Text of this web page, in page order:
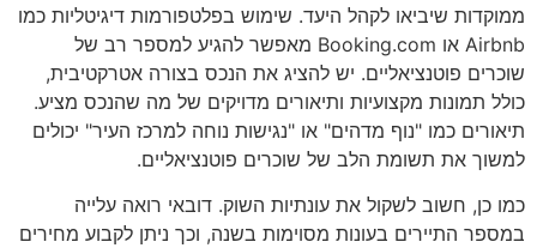
ממוקדות שיביאו לקהל היעד. שימוש בפלטפורמות דיגיטליות כמו
Airbnb או Booking.com מאפשר להגיע למספר רב של
שוכרים פוטנציאליים. יש להציג את הנכס בצורה אטרקטיבית,
כולל תמונות מקצועיות ותיאורים מדויקים של מה שהנכס מציע.
תיאורים כמו "נוף מדהים" או "נגישות נוחה למרכז העיר" יכולים
למשוך את תשומת הלב של שוכרים פוטנציאליים.
כמו כן, חשוב לשקול את עונתיות השוק. דובאי רואה עלייה
במספר התיירים בעונות מסוימות בשנה, וכך ניתן לקבוע מחירים